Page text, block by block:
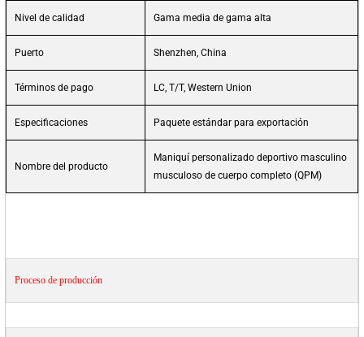
Nivel de calidad Gama media de gama alta
Puerto Shenzhen, China
Términos de pago LC, T/T, Western Union
Especificaciones Paquete estándar para exportación
Nombre del producto
Maniquí personalizado deportivo masculino
musculoso de cuerpo completo (QPM)
Proceso de producción